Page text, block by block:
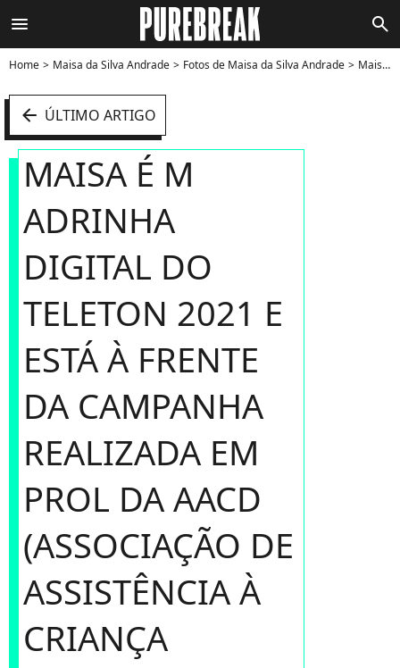
menu search
Home Maisa da Silva Andrade Fotos de Maisa da Silva Andrade Maisa é madrinha digital do Teleton 2021 e está à frente da campanha realizada em prol da AACD (Associação de Assistência à Criança Deficiente): "Vamos falar de inclusão durante a programação" - Foto
arrow_left ÚLTIMO ARTIGO
MAISA É M
ADRINHA
DIGITAL DO
TELETON 2021 E
ESTÁ À FRENTE
DA CAMPANHA
REALIZADA EM
PROL DA AACD
(ASSOCIAÇÃO DE
ASSISTÊNCIA À
CRIANÇA